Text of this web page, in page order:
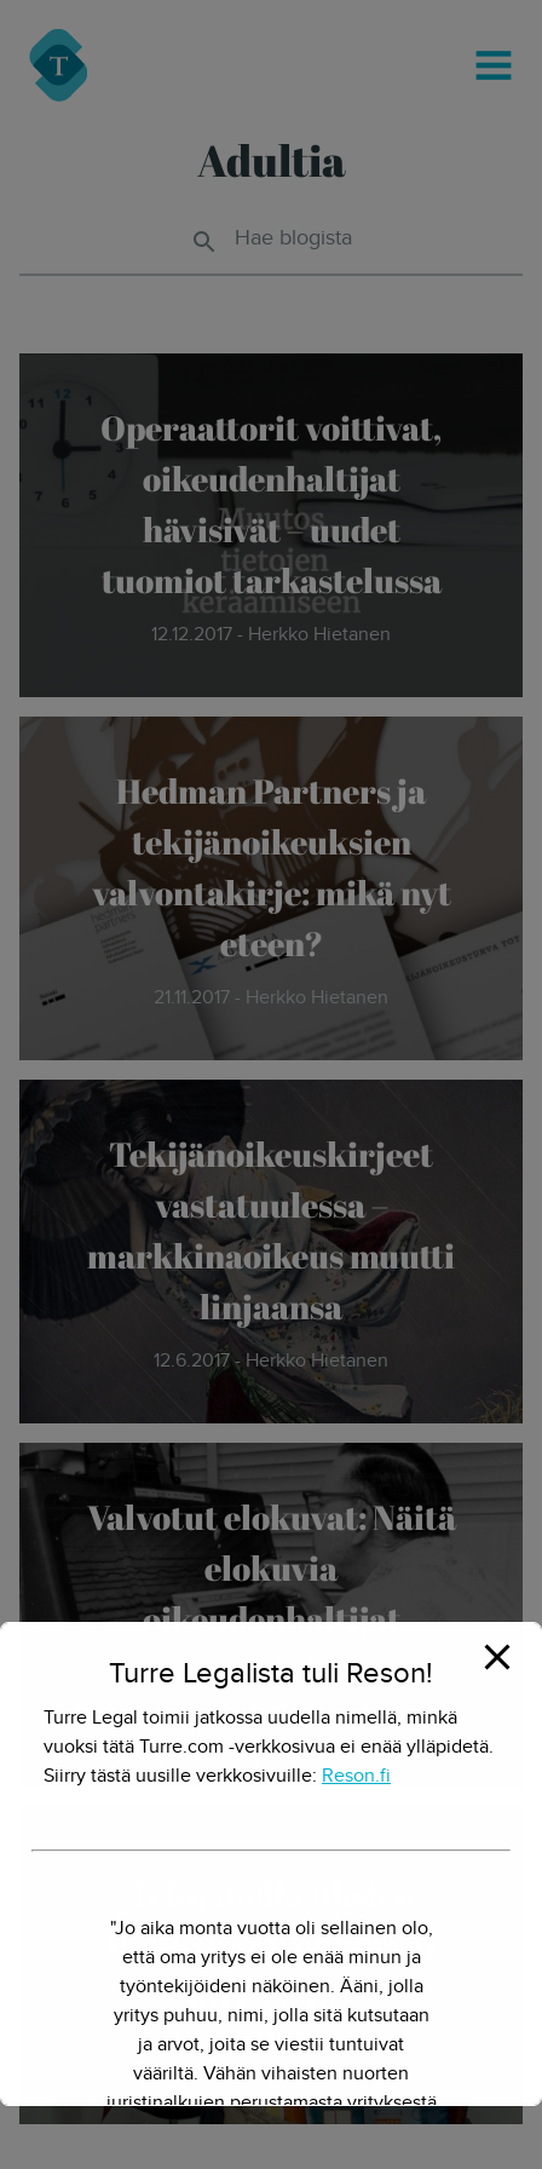
Turre Legal
MENU
Adultia
Hae blogista
Operaattorit voittivat,
oikeudenhaltijat
hävisivät – uudet
tuomiot tarkastelussa
12.12.2017 - Herkko Hietanen
Hedman Partners ja
tekijänoikeuksien
valvontakirje: mikä nyt
eteen?
21.11.2017 - Herkko Hietanen
Tekijänoikeuskirjeet
vastatuulessa –
markkinaoikeus muutti
linjaansa
12.6.2017 - Herkko Hietanen
Valvotut elokuvat: Näitä
elokuvia
oikeudenhaltijat
valvovat
10.3.2017 - Herkko Hietanen
laillista valvontaa vai
kiristystä?
28.4.2015 - Herkko Hietanen
Turre Legalista tuli Reson!
Turre Legal toimii jatkossa uudella nimellä, minkä
vuoksi tätä Turre.com -verkkosivua ei enää ylläpidetä.
Siirry tästä uusille verkkosivuille: Reson.fi
"Jo aika monta vuotta oli sellainen olo,
että oma yritys ei ole enää minun ja
työntekijöideni näköinen. Ääni, jolla
yritys puhuu, nimi, jolla sitä kutsutaan
ja arvot, joita se viestii tuntuivat
vääriltä. Vähän vihaisten nuorten
juristinalkujen perustamasta yrityksestä
on kasvanut kokenut ja